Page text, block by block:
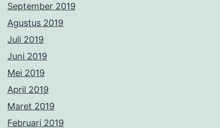
September 2019
Agustus 2019
Juli 2019
Juni 2019
Mei 2019
April 2019
Maret 2019
Februari 2019